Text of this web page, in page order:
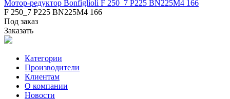
Мотор-редуктор Bonfiglioli F 250_7 P225 BN225M4 166
F 250_7 P225 BN225M4 166
Под заказ
Заказать
Категории
Производители
Клиентам
О компании
Новости